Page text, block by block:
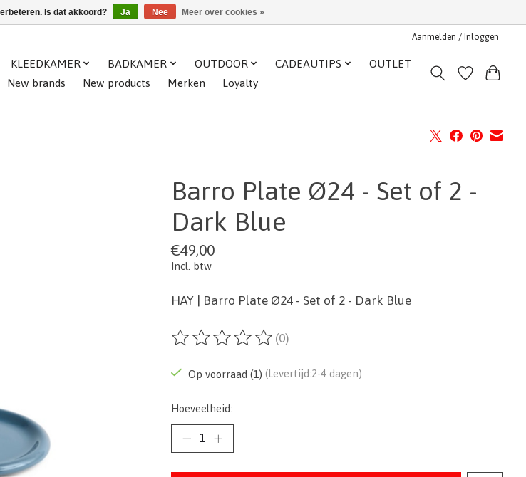
Aanmelden / Inloggen
KLEEDKAMER BADKAMER OUTDOOR CADEAUTIPS
OUTLET
New brands New products Merken Loyalty
Barro Plate Ø24 - Set of 2 -
Dark Blue
€49,00
Incl. btw
HAY | Barro Plate Ø24 - Set of 2 - Dark Blue
De beoordeling van dit product is
(0)
Op voorraad (1) (Levertijd:2-4 dagen)
Hoeveelheid:
Is dat akkoord? Ja Nee Meer over cookies »